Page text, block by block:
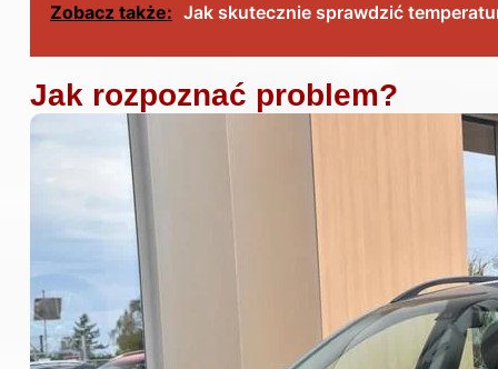
Zobacz także: Jak skutecznie sprawdzić
Jak rozpoznać problem?